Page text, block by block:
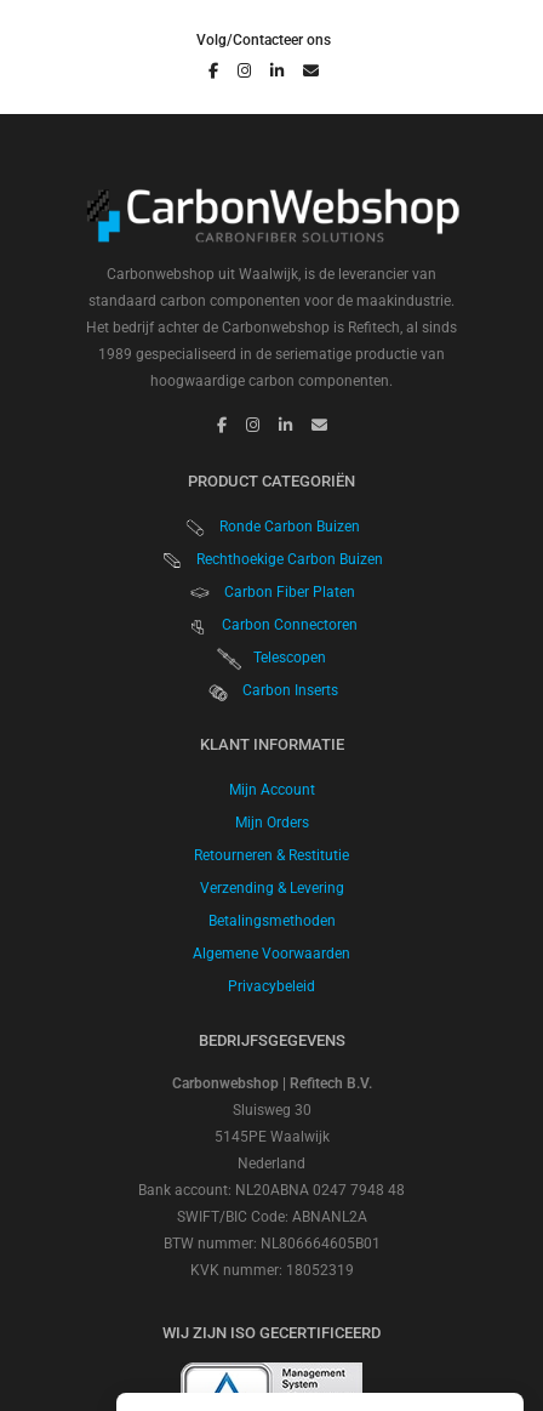
Volg/Contacteer ons
Carbonwebshop uit Waalwijk, is de leverancier van
standaard carbon componenten voor de maakindustrie.
Het bedrijf achter de Carbonwebshop is Refitech, al sinds
1989 gespecialiseerd in de seriematige productie van
hoogwaardige carbon componenten.
PRODUCT CATEGORIËN
Ronde Carbon Buizen
Rechthoekige Carbon Buizen
Carbon Fiber Platen
Carbon Connectoren
Telescopen
Carbon Inserts
KLANT INFORMATIE
Mijn Account
Mijn Orders
Retourneren & Restitutie
Verzending & Levering
Betalingsmethoden
Algemene Voorwaarden
Privacybeleid
BEDRIJFSGEGEVENS
Carbonwebshop | Refitech B.V.
Sluisweg 30
5145PE Waalwijk
Nederland
Bank account: NL20ABNA 0247 7948 48
SWIFT/BIC Code: ABNANL2A
BTW nummer: NL806664605B01
KVK nummer: 18052319
WIJ ZIJN ISO GECERTIFICEERD